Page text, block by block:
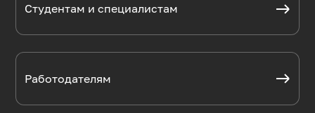
Студентам и специалистам
Работодателям